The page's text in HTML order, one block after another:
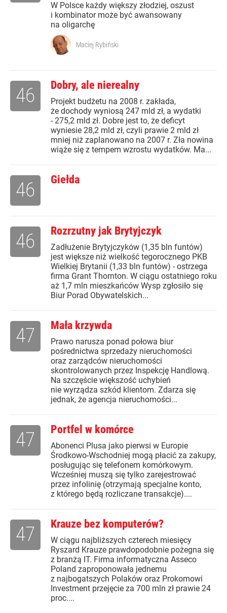
W Polsce każdy większy złodziej, oszust
i kombinator może być awansowany
na oligarchę
Maciej Rybiński
Dobry, ale nierealny
Projekt budżetu na 2008 r. zakłada,
że dochody wyniosą 247 mld zł, a wydatki
- 275,2 mld zł. Dobre jest to, że deficyt
wyniesie 28,2 mld zł, czyli prawie 2 mld zł
mniej niż zaplanowano na 2007 r. Zła nowina
wiąże się z tempem wzrostu wydatków. Ma...
46
Giełda
46
Rozrzutny jak Brytyjczyk
Zadłużenie Brytyjczyków (1,35 bln funtów)
jest większe niż wielkość tegorocznego PKB
Wielkiej Brytanii (1,33 bln funtów) - ostrzega
firma Grant Thornton. W ciągu ostatniego roku
aż 1,7 mln mieszkańców Wysp zgłosiło się
Biur Porad Obywatelskich...
46
Mała krzywda
Prawo narusza ponad połowa biur
pośrednictwa sprzedaży nieruchomości
oraz zarządców nieruchomości
skontrolowanych przez Inspekcję Handlową.
Na szczęście większość uchybień
nie wyrządza szkód klientom. Zdarza się
jednak, że agencja nieruchomości...
47
Portfel w komórce
Abonenci Plusa jako pierwsi w Europie
Środkowo-Wschodniej mogą płacić za zakupy,
posługując się telefonem komórkowym.
Wcześniej muszą się tylko zarejestrować
przez infolinię (otrzymają specjalne konto,
z którego będą rozliczane transakcje)....
47
Krauze bez komputerów?
W ciągu najbliższych czterech miesięcy
Ryszard Krauze prawdopodobnie pożegna się
z branżą IT. Firma informatyczna Asseco
Poland zaproponowała jednemu
z najbogatszych Polaków oraz Prokomowi
Investment przejęcie za 700 mln zł prawie 24
proc....
47